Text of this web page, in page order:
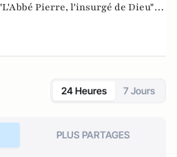
Pierre, l'insurgé de Dieu"
000 exemplaires. Il poursuit
de livres autour de figures
24 Heures 7 Jours
PLUS PARTAGES